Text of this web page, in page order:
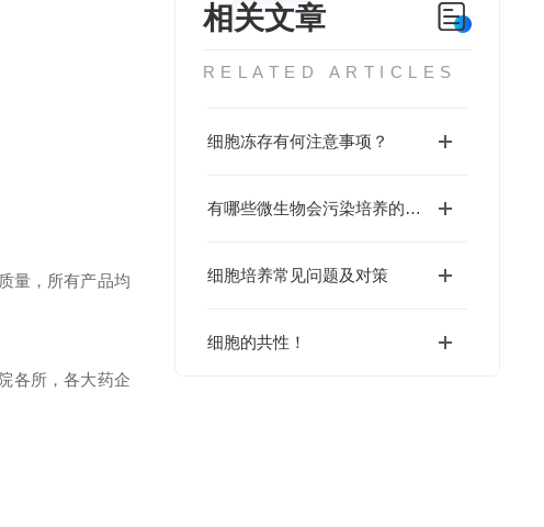
相关文章
RELATED ARTICLES
细胞冻存有何注意事项？
有哪些微生物会污染培养的细胞？
细胞培养常见问题及对策
细胞的共性！
量，所有产品均
各所，各大药企